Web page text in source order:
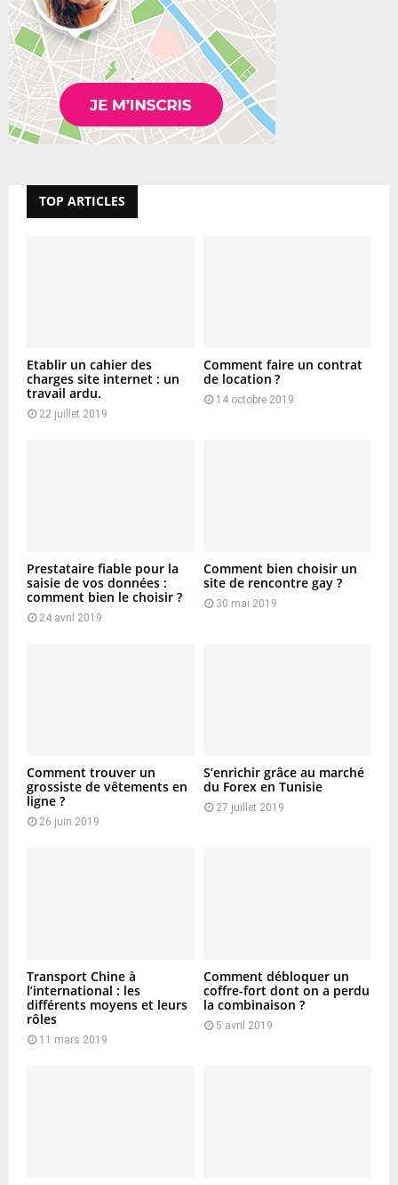
TOP ARTICLES
Etablir un cahier des
charges site internet : un
travail ardu.
22 juillet 2019
Comment faire un contrat
de location ?
14 octobre 2019
Prestataire fiable pour la
saisie de vos données :
comment bien le choisir ?
24 avril 2019
Comment bien choisir un
site de rencontre gay ?
30 mai 2019
Comment trouver un
grossiste de vêtements en
ligne ?
26 juin 2019
S’enrichir grâce au marché
du Forex en Tunisie
27 juillet 2019
Transport Chine à
l’international : les
différents moyens et leurs
rôles
11 mars 2019
Comment débloquer un
coffre-fort dont on a perdu
la combinaison ?
5 avril 2019